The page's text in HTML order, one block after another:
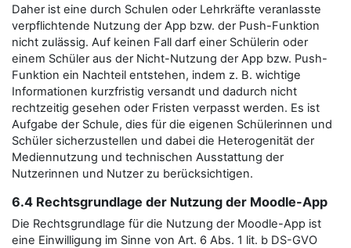
Daher ist eine durch Schulen oder Lehrkräfte veranlasste
verpflichtende Nutzung der App bzw. der Push-Funktion
nicht zulässig. Auf keinen Fall darf einer Schülerin oder
einem Schüler aus der Nicht-Nutzung der App bzw. Push-
Funktion ein Nachteil entstehen, indem z. B. wichtige
Informationen kurzfristig versandt und dadurch nicht
rechtzeitig gesehen oder Fristen verpasst werden. Es ist
Aufgabe der Schule, dies für die eigenen Schülerinnen und
Schüler sicherzustellen und dabei die Heterogenität der
Mediennutzung und technischen Ausstattung der
Nutzerinnen und Nutzer zu berücksichtigen.
6.4 Rechtsgrundlage der Nutzung der Moodle-App
Die Rechtsgrundlage für die Nutzung der Moodle-App ist
eine Einwilligung im Sinne von Art. 6 Abs. 1 lit. b DS-GVO